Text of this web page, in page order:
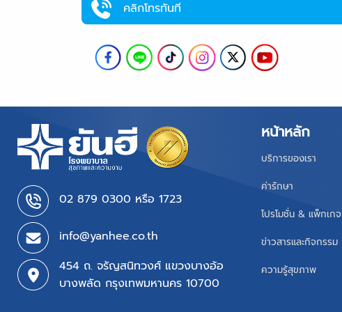
คลิกโทรทันที
02 879 0300 หรือ 1723
info@yanhee.co.th
454 ถ. จรัญสนิทวงศ์ แขวงบางอ้อ
บางพลัด กรุงเทพมหานคร 10700
หน้าหลัก
บริการของเรา
ค่ารักษา
โปรโมชั่น & แพ็กเกจ
ข่าวสารและกิจกรรม
ความรู้สุขภาพ